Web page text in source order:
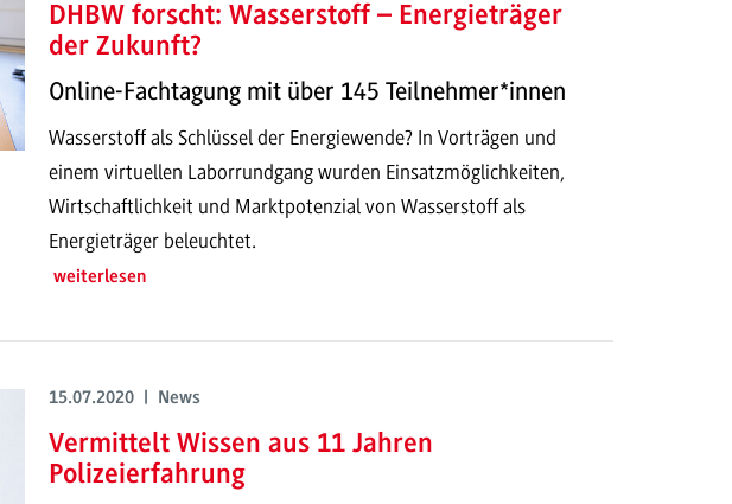
DHBW forscht: Wasserstoff – Energieträger
der Zukunft?
Online-Fachtagung mit über 145 Teilnehmer*innen
Wasserstoff als Schlüssel der Energiewende? In Vorträgen und
einem virtuellen Laborrundgang wurden Einsatzmöglichkeiten,
Wirtschaftlichkeit und Marktpotenzial von Wasserstoff als
Energieträger beleuchtet.
weiterlesen
15.07.2020 | News
Vermittelt Wissen aus 11 Jahren
Polizeierfahrung